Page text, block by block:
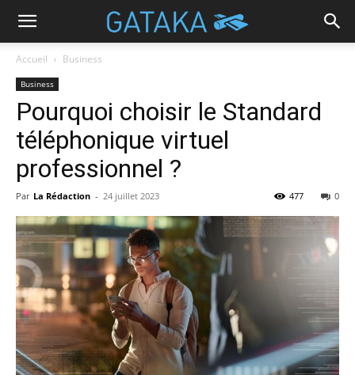
Accueil Business
Business
Pourquoi choisir le Standard
téléphonique virtuel
professionnel ?
Par La Rédaction - 24 juillet 2023 0
477